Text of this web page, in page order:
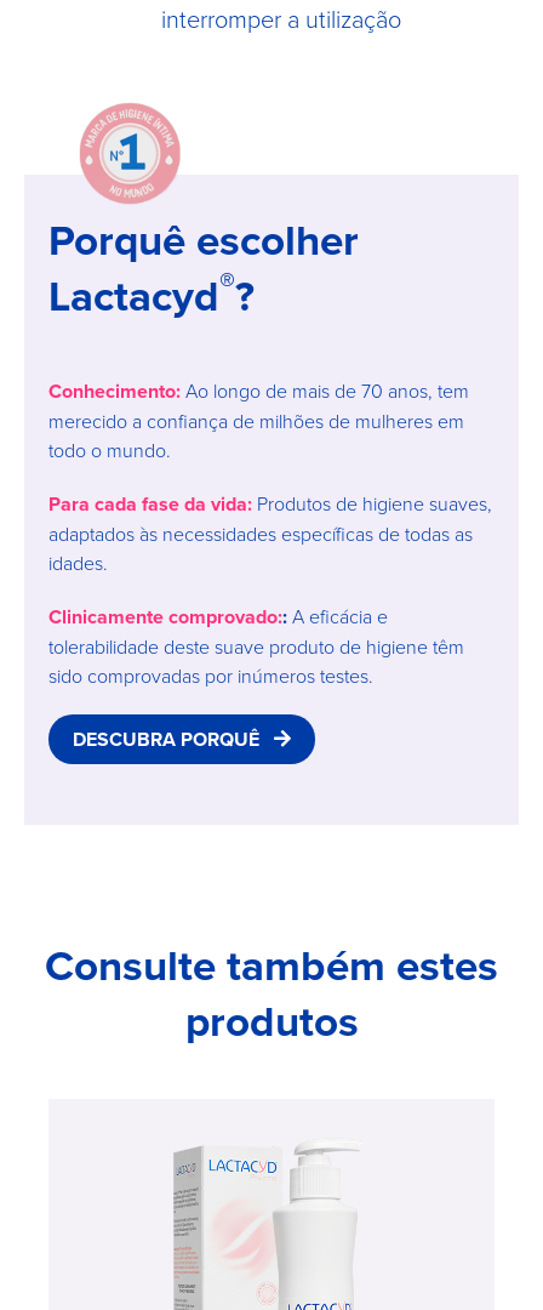
interromper a utilização
Porquê escolher
Lactacyd®?
Conhecimento:Ao longo de mais de 70 anos, tem
merecido a confiança de milhões de mulheres em
todo o mundo.
Para cada fase da vida: Produtos de higiene suaves,
adaptados às necessidades específicas de todas as
idades.
Clinicamente comprovado::A eficácia e
tolerabilidade deste suave produto de higiene têm
sido comprovadas por inúmeros testes.
DESCUBRA PORQUÊ
Image
Consulte também estes
produtos